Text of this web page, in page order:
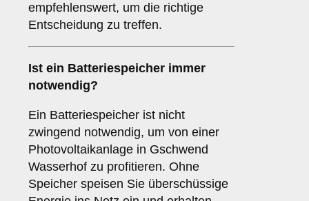
empfehlenswert, um die richtige
Entscheidung zu treffen.
Ist ein Batteriespeicher immer
notwendig?
Ein Batteriespeicher ist nicht
zwingend notwendig, um von einer
Photovoltaikanlage in Gschwend
Wasserhof zu profitieren. Ohne
Speicher speisen Sie überschüssige